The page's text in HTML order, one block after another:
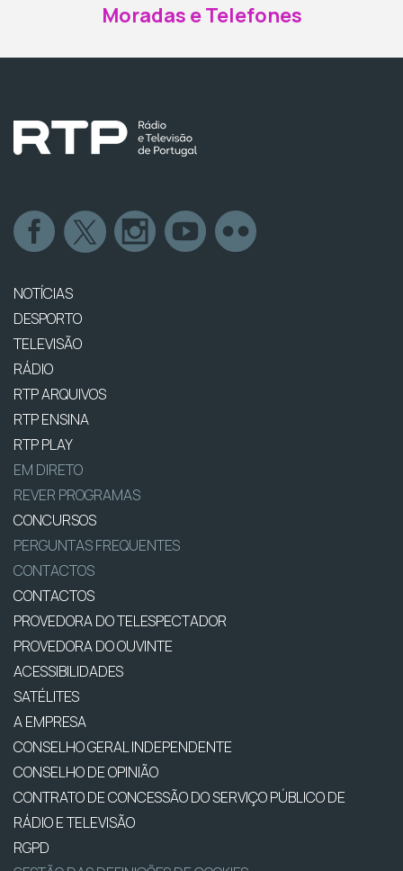
Moradas e Telefones
NOTÍCIAS
DESPORTO
TELEVISÃO
RÁDIO
RTP ARQUIVOS
RTP ENSINA
RTP PLAY
EM DIRETO
REVER PROGRAMAS
CONCURSOS
PERGUNTAS FREQUENTES
CONTACTOS
CONTACTOS
PROVEDORA DO TELESPECTADOR
PROVEDORA DO OUVINTE
ACESSIBILIDADES
SATÉLITES
A EMPRESA
CONSELHO GERAL INDEPENDENTE
CONSELHO DE OPINIÃO
CONTRATO DE CONCESSÃO DO SERVIÇO PÚBLICO DE
RÁDIO E TELEVISÃO
RGPD